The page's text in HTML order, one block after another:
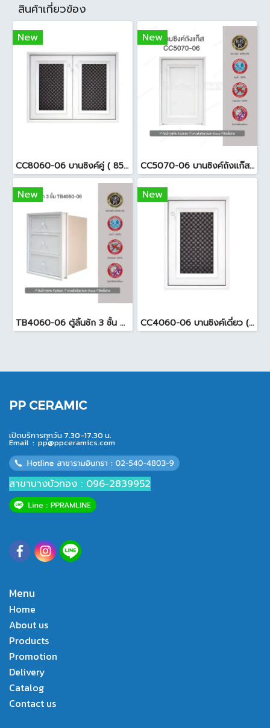
สินค้าเกี่ยวข้อง
New
CC8060-06 บานซิงค์คู่ ( 85.5x65.5x10cm. ) สีขาว
New
CC5070-06 บานซิงค์ถังแก๊ส ( 50.5x76 cm ) สีขาว
New
TB4060-06 ตู้ลิ้นชัก 3 ชั้น YES MOULDING ( 45.7 x 54 x 65.5x5 cm ) สีขาว
New
CC4060-06 บานซิงค์เดี่ยว (45.5x65.5xcm ) สีขาว
PP CERAMIC
เปิดบริการทุกวัน 7.30-17.30 น.
Email : pp@ppceramics.com
สาขาบางบัวทอง : 096-2839952
Menu
Home
About us
Products
Promotion
Delivery
Catalog
Contact us